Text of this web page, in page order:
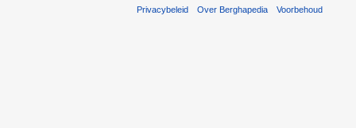
Privacybeleid Over Berghapedia Voorbehoud